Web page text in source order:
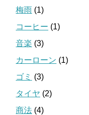
梅雨 (1)
コーヒー (1)
音楽 (3)
カーローン (1)
ゴミ (3)
タイヤ (2)
商法 (4)